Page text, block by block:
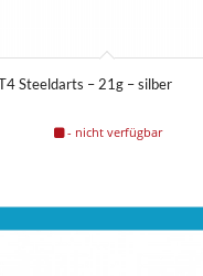
Steeldarts – 21g – silber
- nicht verfügbar